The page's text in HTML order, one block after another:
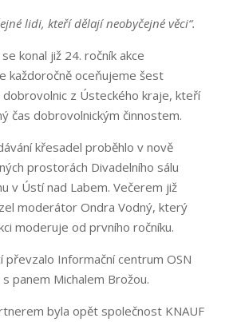
lidi, kteří dělají neobyčejné věci“.
konal již 24. ročník akce
každoročně oceňujeme šest
z Ústeckého kraje, kteří
čas dobrovolnickým činnostem.
křesadel proběhlo v nově
prostorách Divadelního sálu
v Ústí nad Labem. Večerem již
moderátor Ondra Vodný, který
moderuje od prvního ročníku.
převzalo Informační centrum OSN
panem Michalem Brožou.
byla opět společnost KNAUF